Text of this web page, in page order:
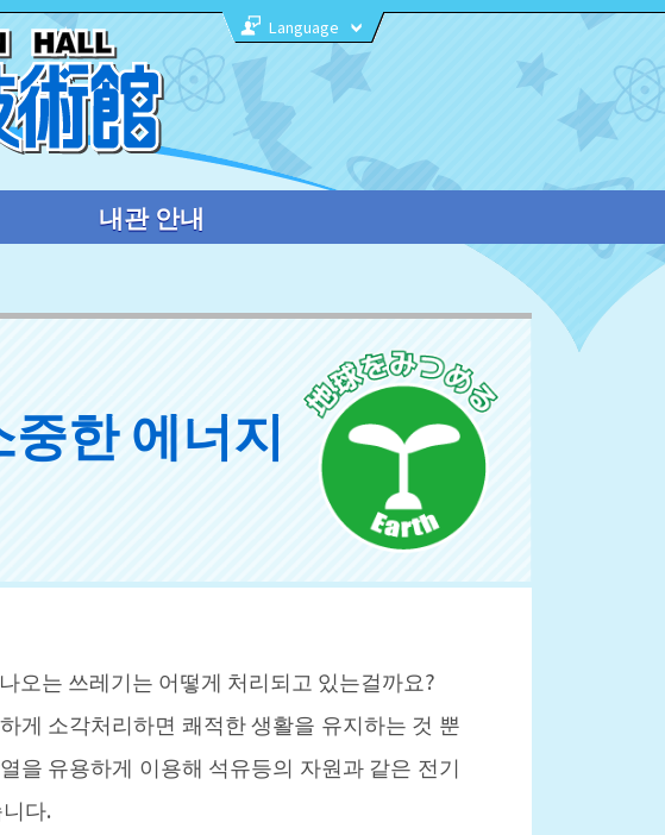
Language
내관 안내
한 에너지
오는 쓰레기는 어떻게 처리되고 있는걸까요?
게 소각처리하면 쾌적한 생활을 유지하는 것 뿐
을 유용하게 이용해 석유등의 자원과 같은 전기
다.